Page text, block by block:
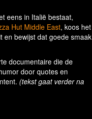
eens in Italië bestaat,
Hut Middle East, koos het
en bewijst dat goede smaak
documentaire die de
door quotes en
(tekst gaat verder na